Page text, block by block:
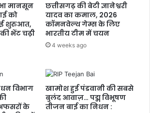
32, जबकि न्यूनतम तापमान 25 डिग्री सेल्सियस तक
प्रदेश के अधिकांश हिस्सों में वर्षा हुई।
मानसून
को
शुरुआत,
भेंट चढ़ी
छत्तीसगढ़ की बेटी ज्ञानेश्वरी
यादव का कमाल, 2026
कॉमनवेल्थ गेम्स के लिए
भारतीय टीम में चयन
4 weeks ago
विभाग
अफसरों के
खामोश हुई पंडवानी की सबसे
बुलंद आवाज़… पद्म विभूषण
तीजन बाई का निधन :